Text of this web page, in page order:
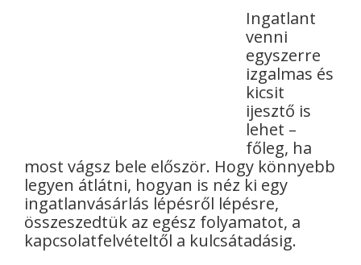
Ingatlant
venni
egyszerre
izgalmas és
kicsit
ijesztő is
lehet –
főleg, ha
most vágsz bele először. Hogy könnyebb
legyen átlátni, hogyan is néz ki egy
ingatlanvásárlás lépésről lépésre,
összeszedtük az egész folyamatot, a
kapcsolatfelvételtől a kulcsátadásig.